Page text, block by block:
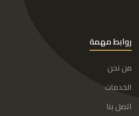
روابط مهمة
من نحن
الخدمات
اتصل بنا